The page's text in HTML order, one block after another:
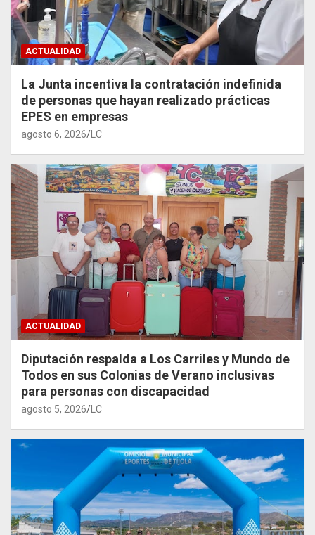
ACTUALIDAD
La Junta incentiva la contratación indefinida
de personas que hayan realizado prácticas
EPES en empresas
agosto 6, 2026 LC
ACTUALIDAD
Diputación respalda a Los Carriles y Mundo de
Todos en sus Colonias de Verano inclusivas
para personas con discapacidad
agosto 5, 2026 LC